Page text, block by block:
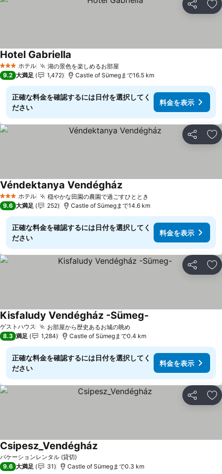
シェア お
3 ホテルのランク
ホテル 湖の景色を楽しめるお部屋
Hotel Gabriella
9.2 大満足 1,472 Castle of Sümegまで16.5 km
正確な料金を確認するには日付を選択してく
ださい
料金を表示
シェア お
3 ホテルのランク
ホテル 穏やかな田園の農園で過ごすひととき
Véndektanya Vendégház
9.6 大満足 252 Castle of Sümegまで14.6 km
正確な料金を確認するには日付を選択してく
ださい
料金を表示
シェア お
ゲストハウス お部屋から歴史あるお城の眺め
Kisfaludy Vendégház -Sümeg-
8.3 満足 1,284 Castle of Sümegまで0.4 km
正確な料金を確認するには日付を選択してく
ださい
料金を表示
シェア お
バケーションレンタル (貸切)
Csipesz_Vendégház
9.6 大満足 31 Castle of Sümegまで0.3 km